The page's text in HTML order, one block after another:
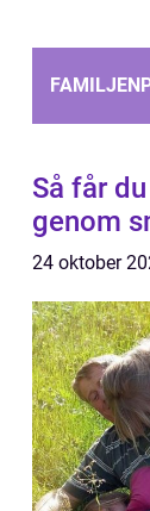
Så får
genom
24 oktober